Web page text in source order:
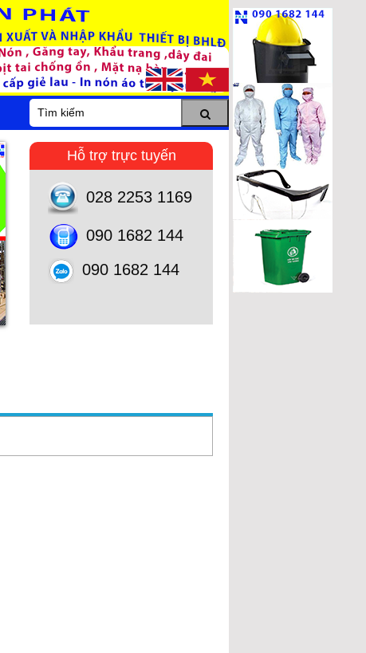
Hỗ trợ trực tuyến
028 2253 1169
090 1682 144
090 1682 144